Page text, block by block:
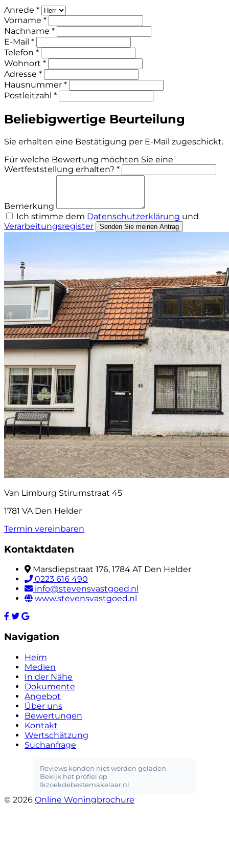
Anrede *
Vorname *
Nachname *
E-Mail *
Telefon *
Wohnort *
Adresse *
Hausnummer *
Postleitzahl *
Beliebigwertige Beurteilung
Sie erhalten eine Bestätigung per E-Mail zugeschickt.
Für welche Bewertung möchten Sie eine
Wertfeststellung erhalten? *
Bemerkung
Ich stimme dem Datenschutzerklärung und
Verarbeitungsregister
Senden Sie meinen Antrag
Van Limburg Stirumstraat 45
1781 VA Den Helder
Termin vereinbaren
Kontaktdaten
Marsdiepstraat 176, 1784 AT Den Helder
0223 616 490
info@stevensvastgoed.nl
www.stevensvastgoed.nl
Navigation
Heim
Medien
In der Nähe
Dokumente
Angebot
Über uns
Bewertungen
Kontakt
Wertschätzung
Suchanfrage
© 2026 Online Woningbrochure